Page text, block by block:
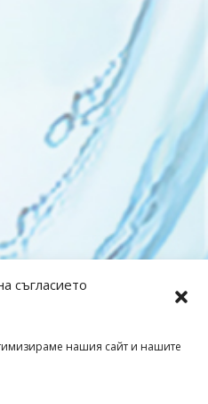
съгласието
нашия сайт и нашите